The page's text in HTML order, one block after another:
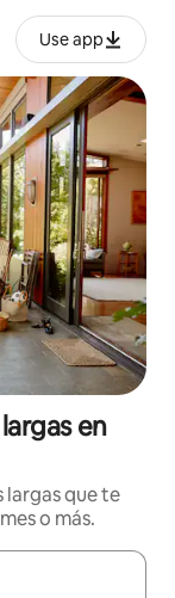
Use app
en
largas que te
o más.
navegar